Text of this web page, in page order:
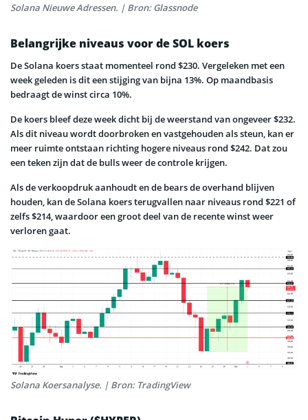
Solana Nieuwe Adressen. | Bron: Glassnode
Belangrijke niveaus voor de SOL koers
De Solana koers staat momenteel rond $230. Vergeleken met een
week geleden is dit een stijging van bijna 13%. Op maandbasis
bedraagt de winst circa 10%.
De koers bleef deze week dicht bij de weerstand van ongeveer $232.
Als dit niveau wordt doorbroken en vastgehouden als steun, kan er
meer ruimte ontstaan richting hogere niveaus rond $242. Dat zou
een teken zijn dat de bulls weer de controle krijgen.
Als de verkoopdruk aanhoudt en de bears de overhand blijven
houden, kan de Solana koers terugvallen naar niveaus rond $221 of
zelfs $214, waardoor een groot deel van de recente winst weer
verloren gaat.
Solana Koersanalyse. | Bron: TradingView